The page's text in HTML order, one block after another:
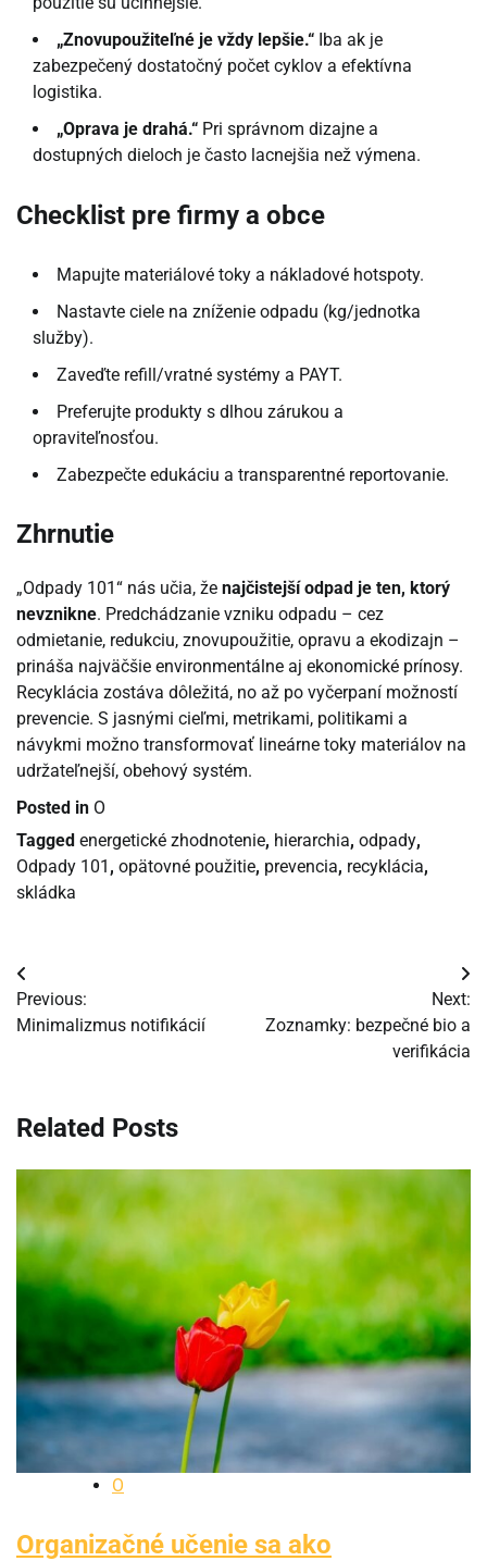
„Znovupoužiteľné je vždy lepšie.“ Iba ak je
zabezpečený dostatočný počet cyklov a efektívna
logistika.
„Oprava je drahá.“ Pri správnom dizajne a
dostupných dieloch je často lacnejšia než výmena.
Checklist pre firmy a obce
Mapujte materiálové toky a nákladové hotspoty.
Nastavte ciele na zníženie odpadu (kg/jednotka
služby).
Zaveďte refill/vratné systémy a PAYT.
Preferujte produkty s dlhou zárukou a
opraviteľnosťou.
Zabezpečte edukáciu a transparentné reportovanie.
Zhrnutie
„Odpady 101“ nás učia, že najčistejší odpad je ten, ktorý
nevznikne. Predchádzanie vzniku odpadu – cez
odmietanie, redukciu, znovupoužitie, opravu a ekodizajn –
prináša najväčšie environmentálne aj ekonomické prínosy.
Recyklácia zostáva dôležitá, no až po vyčerpaní možností
prevencie. S jasnými cieľmi, metrikami, politikami a
návykmi možno transformovať lineárne toky materiálov na
udržateľnejší, obehový systém.
Posted in O
Tagged energetické zhodnotenie, hierarchia, odpady,
Odpady 101 , opätovné použitie, prevencia, recyklácia,
skládka
Navigácia
v
Previous:
Minimalizmus notifikácií
Next:
Zoznamky: bezpečné bio a
verifikácia
Related Posts
O
Organizačné učenie sa ako